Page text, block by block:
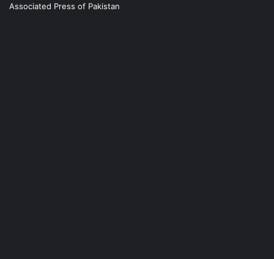
Associated Press of Pakistan